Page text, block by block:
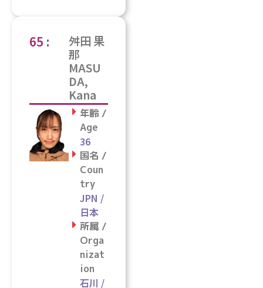
65 :
舛田 果
那
MASU
DA,
Kana
年齢 /
Age
36
国名 /
Coun
try
JPN /
日本
所属 /
Orga
nizat
ion
石川 /